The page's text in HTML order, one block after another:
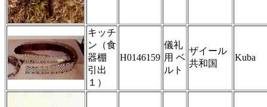
キッチ
ン（食
器棚
引出
１）
H0146159
儀礼
用 ベ
ルト
ザイール
共和国
Kuba